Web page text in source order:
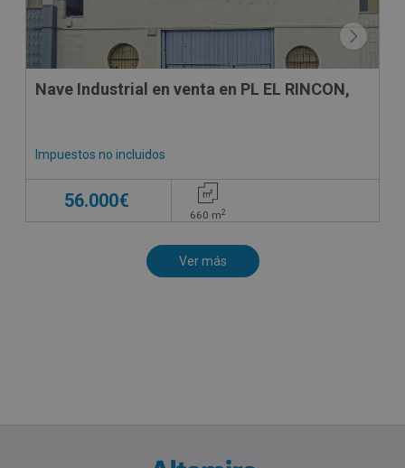
Nave Industrial en venta en PL EL RINCON,
Impuestos no incluidos
56.000€
660 m2